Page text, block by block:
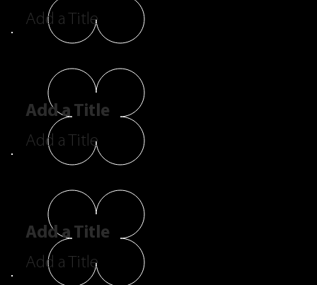
Add a Title
Add a Title
Add a Title
Add a Title
Add a Title